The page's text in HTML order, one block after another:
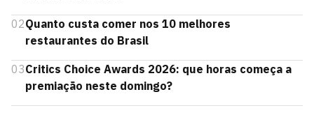
02Quanto custa comer nos 10 melhores
restaurantes do Brasil
03Critics Choice Awards 2026: que horas começa a
premiação neste domingo?